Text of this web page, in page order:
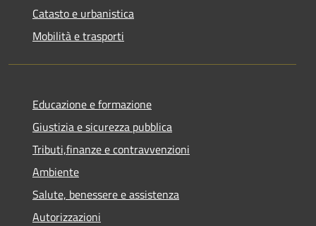
Catasto e urbanistica
Mobilità e trasporti
Educazione e formazione
Giustizia e sicurezza pubblica
Tributi,finanze e contravvenzioni
Ambiente
Salute, benessere e assistenza
Autorizzazioni